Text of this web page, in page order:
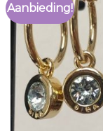
Aanbieding!